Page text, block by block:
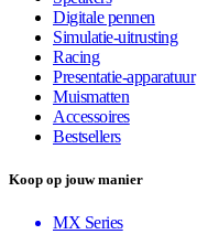
Digitale pennen
Simulatie-uitrusting
Racing
Presentatie-apparatuur
Muismatten
Accessoires
Bestsellers
Koop op jouw manier
MX Series